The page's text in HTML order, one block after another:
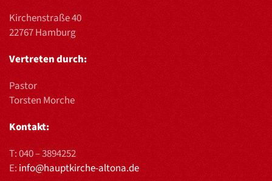
Kirchenstraße 40
22767 Hamburg
Vertreten durch:
Pastor
Torsten Morche
Kontakt:
T:040 – 3894252
E: info@hauptkirche-altona.de